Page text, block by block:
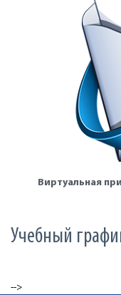
Виртуальная
Учебный
-->